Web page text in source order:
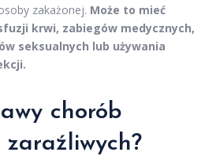
zakażonej. Może to mieć
krwi, zabiegów medycznych,
seksualnych lub używania
chorób
zaraźliwych?